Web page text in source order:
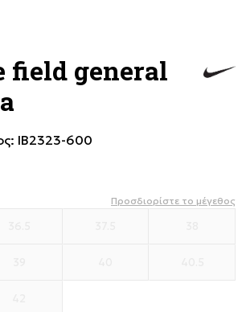
field general
IB2323-600
Προσδιορίστε το μέγεθος